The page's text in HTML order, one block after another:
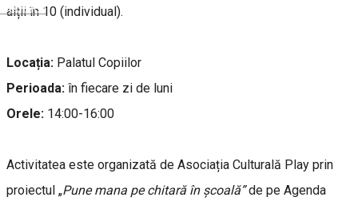
Deutsch
alții în 10 (individual).
Locația: Palatul Copiilor
Perioada: în fiecare zi de luni
Orele: 14:00-16:00
Activitatea este organizată de Asociația Culturală Play prin
proiectul „Pune mana pe chitară în școală”de pe Agenda